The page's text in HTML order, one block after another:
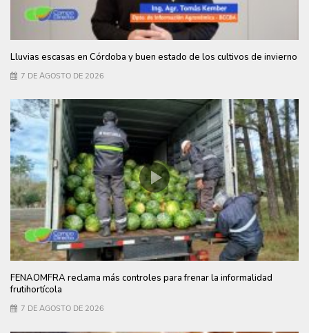
Lluvias escasas en Córdoba y buen estado de los cultivos de invierno
7 DE AGOSTO DE 2026
FENAOMFRA reclama más controles para frenar la informalidad
frutihortícola
7 DE AGOSTO DE 2026